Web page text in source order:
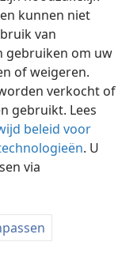
kunnen niet
van
gebruiken om uw
of weigeren.
verkocht of
gebruikt. Lees
beleid voor
. U
via
Society of Pennsylvania